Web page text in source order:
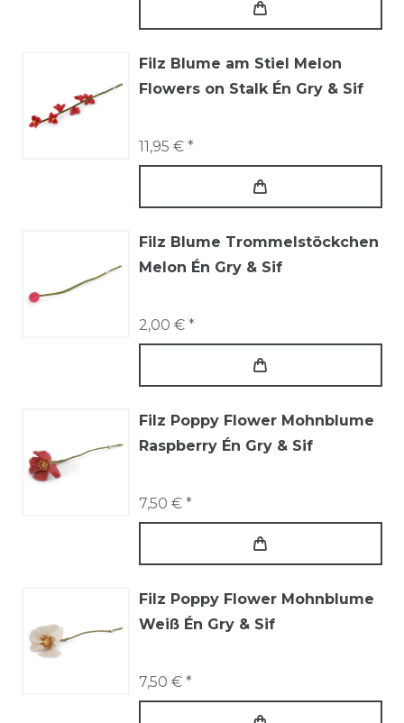
Filz Blume am Stiel Melon
Flowers on Stalk Én Gry & Sif
11,95 € *
Filz Blume Trommelstöckchen
Melon Én Gry & Sif
2,00 € *
Filz Poppy Flower Mohnblume
Raspberry Én Gry & Sif
7,50 € *
Filz Poppy Flower Mohnblume
Weiß Én Gry & Sif
7,50 € *